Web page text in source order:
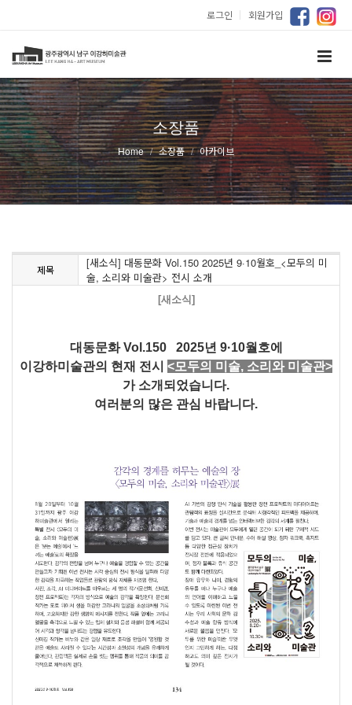
로그인 ｜ 회원가입
소장품
Home 소장품 아카이브
제목
[새소식] 대동문화 Vol.150 2025년 9·10월호_<모두의 미
술, 소리와 미술관> 전시 소개
[새소식]
대동문화 Vol.150 2025년 9·10월호에
이강하미술관의 현재 전시 <모두의 미술, 소리와 미술관>
가 소개되었습니다.
여러분의 많은 관심 바랍니다.